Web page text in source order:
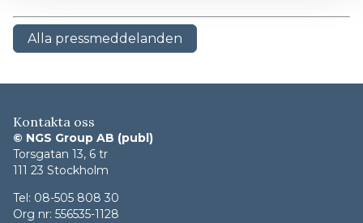
Alla pressmeddelanden
Kontakta oss
© NGS Group AB (publ)
Torsgatan 13, 6 tr
111 23 Stockholm
Tel: 08-505 808 30
Org nr: 556535-1128